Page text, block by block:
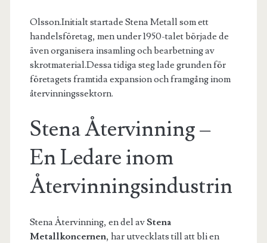
Olsson.Initialt startade Stena Metall som ett
handelsföretag, men under 1950-talet började de
även organisera insamling och bearbetning av
skrotmaterial.Dessa tidiga steg lade grunden för
företagets framtida expansion och framgång inom
återvinningssektorn.
Stena Återvinning –
En Ledare inom
Återvinningsindustrin
Stena Återvinning, en del avStena
Metallkoncernen, har utvecklats till att bli en